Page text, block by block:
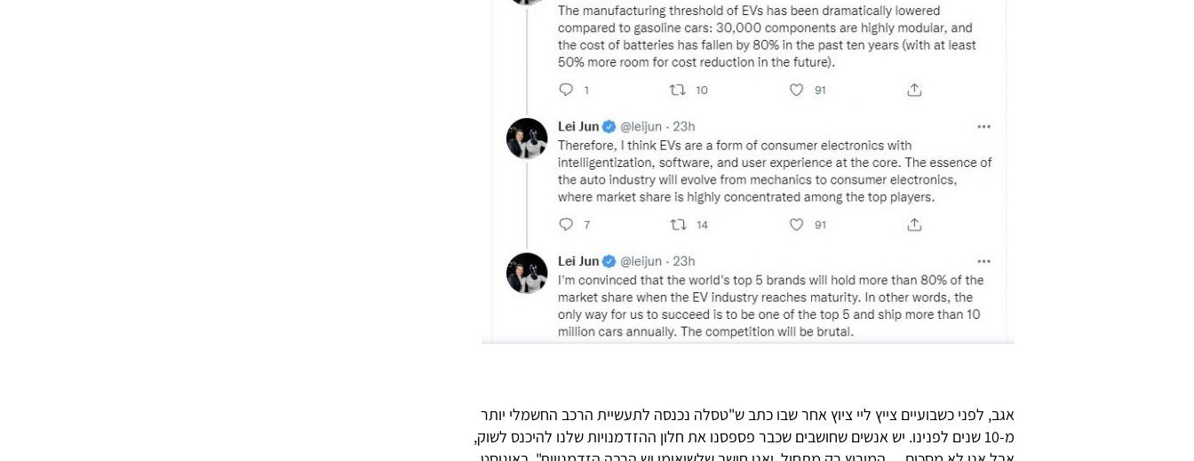
אגב, לפני כשבועיים צייץ ליי ציוץ אחר שבו כתב ש"טסלה נכנסה לתעשיית הרכב החשמלי יותר
מ-10 שנים לפנינו. יש אנשים שחושבים שכבר פספסנו את חלון ההזדמנויות שלנו להיכנס לשוק,